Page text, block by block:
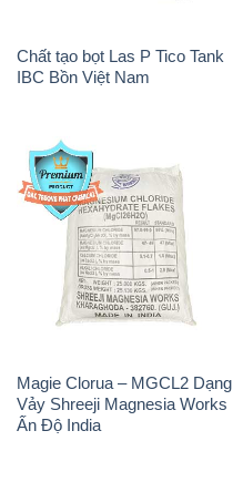
Chất tạo bọt Las P Tico Tank
IBC Bồn Việt Nam
Magie Clorua – MGCL2 Dạng
Vảy Shreeji Magnesia Works
Ấn Độ India